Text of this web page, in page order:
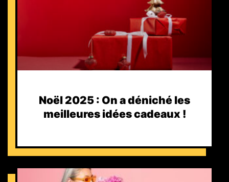
Noël 2025 : On a déniché les
meilleures idées cadeaux !